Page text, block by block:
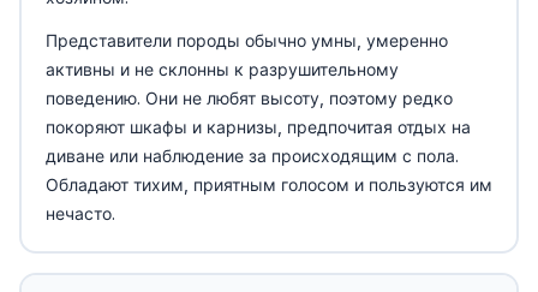
Представители породы обычно умны, умеренно
активны и не склонны к разрушительному
поведению. Они не любят высоту, поэтому редко
покоряют шкафы и карнизы, предпочитая отдых на
диване или наблюдение за происходящим с пола.
Обладают тихим, приятным голосом и пользуются им
нечасто.